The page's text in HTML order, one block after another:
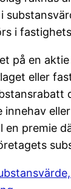
i
på en
eller
innehav
en premie